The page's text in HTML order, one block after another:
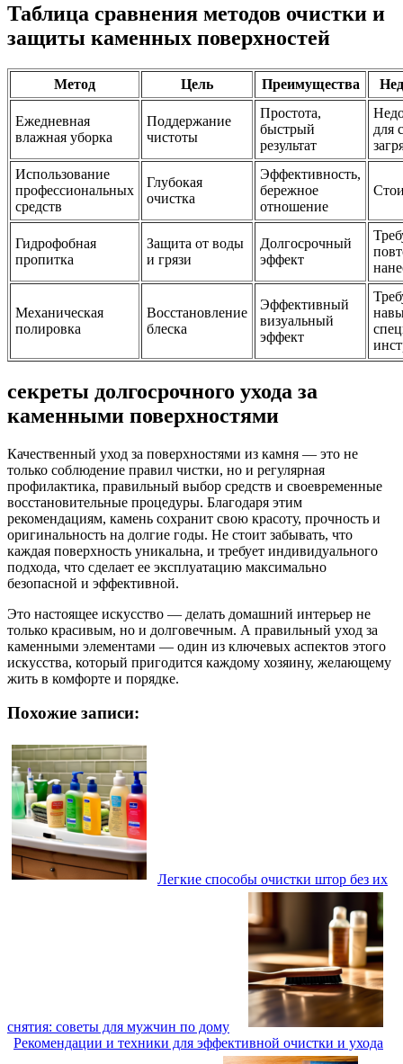
Таблица сравнения методов очистки и
защиты каменных поверхностей
Метод Цель Преимущества
Ежедневная
влажная уборка
Поддержание
чистоты
Простота,
быстрый
результат
для
Использование
профессиональных
средств
Глубокая
очистка
Эффективность,
бережное
отношение
Гидрофобная
пропитка
Защита от воды
и грязи
Долгосрочный
эффект
Механическая
полировка
Восстановление
блеска
Эффективный
визуальный
эффект
секреты долгосрочного ухода за
каменными поверхностями
Качественный уход за поверхностями из камня — это не
только соблюдение правил чистки, но и регулярная
профилактика, правильный выбор средств и своевременные
восстановительные процедуры. Благодаря этим
рекомендациям, камень сохранит свою красоту, прочность и
оригинальность на долгие годы. Не стоит забывать, что
каждая поверхность уникальна, и требует индивидуального
подхода, что сделает ее эксплуатацию максимально
безопасной и эффективной.
Это настоящее искусство — делать домашний интерьер не
только красивым, но и долговечным. А правильный уход за
каменными элементами — один из ключевых аспектов этого
искусства, который пригодится каждому хозяину, желающему
жить в комфорте и порядке.
Похожие записи:
Легкие способы очистки штор без их
снятия: советы для мужчин по дому
Рекомендации и техники для эффективной очистки и ухода